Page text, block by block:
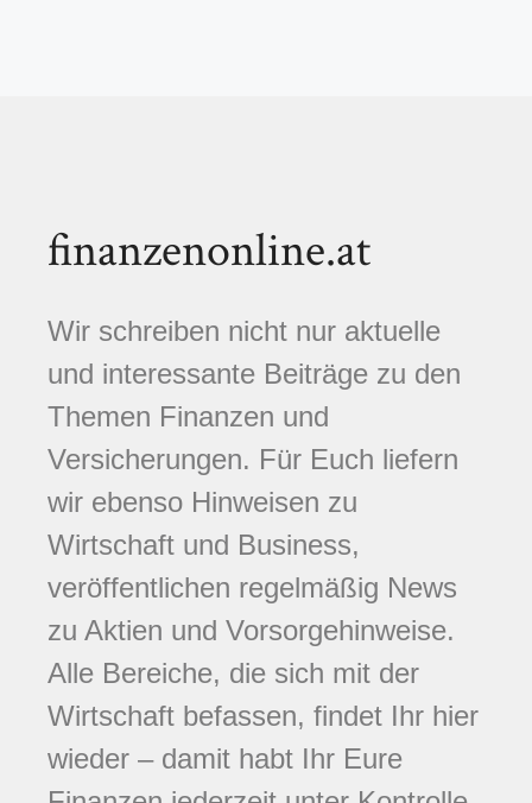
finanzenonline.at
Wir schreiben nicht nur aktuelle
und interessante Beiträge zu den
Themen Finanzen und
Versicherungen. Für Euch liefern
wir ebenso Hinweisen zu
Wirtschaft und Business,
veröffentlichen regelmäßig News
zu Aktien und Vorsorgehinweise.
Alle Bereiche, die sich mit der
Wirtschaft befassen, findet Ihr hier
wieder – damit habt Ihr Eure